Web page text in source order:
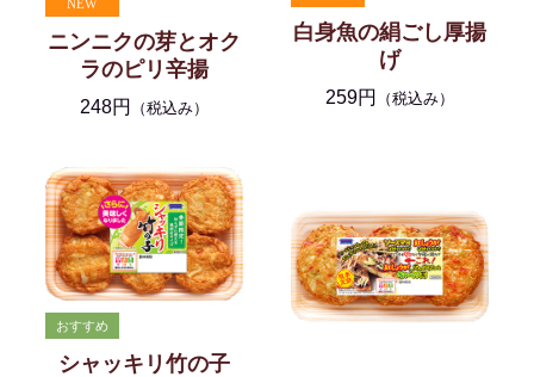
ニンニクの芽とオク
ラのピリ辛揚
248円 （税込み）
白身魚の絹ごし厚揚
げ
259円 （税込み）
シャッキリ竹の子